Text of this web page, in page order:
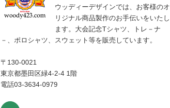
ウッディーデザインでは、お客様のオ
リジナル商品製作のお手伝いをいたし
ます。大会記念Tシャツ、トレ－ナ
－、ポロシャツ、スウェット等を販売しています。
〒130-0021
東京都墨田区緑4-2-4 1階
電話03-3634-0979